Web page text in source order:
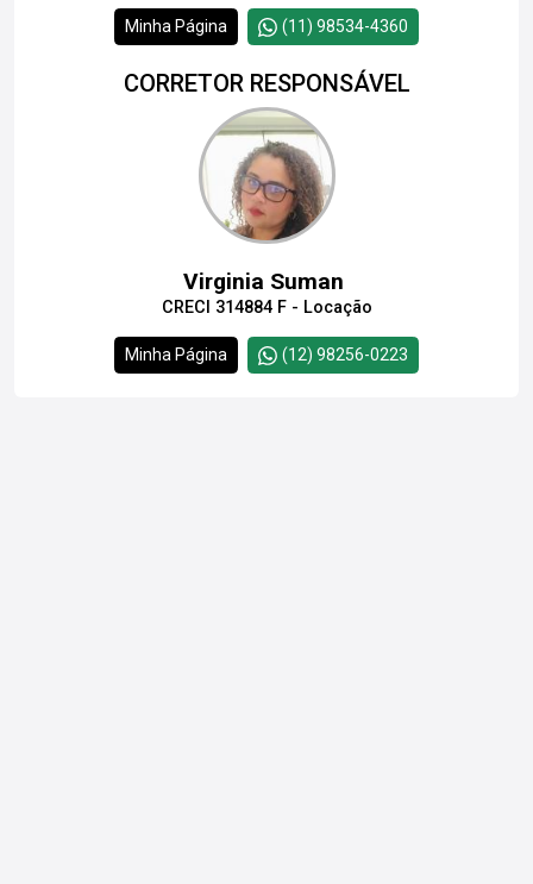
Minha Página (11) 98534-4360
CORRETOR RESPONSÁVEL
Virginia Suman
CRECI 314884 F - Locação
Minha Página (12) 98256-0223